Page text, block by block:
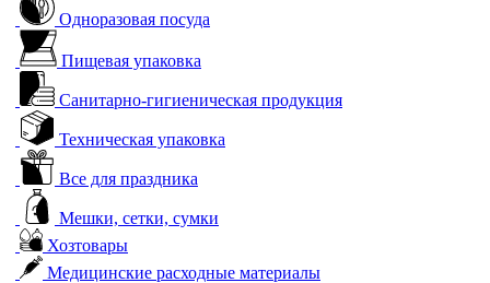
Одноразовая посуда
Пищевая упаковка
Санитарно-гигиеническая продукция
Техническая упаковка
Все для праздника
Мешки, сетки, сумки
Хозтовары
Медицинские расходные материалы